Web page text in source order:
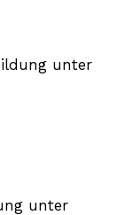
unter
unter